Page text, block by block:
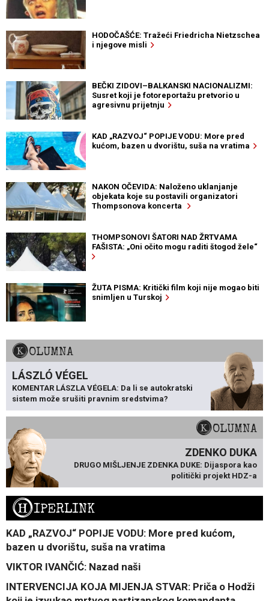
HODOČAŠĆE: Tražeći Friedricha Nietzschea
i njegove misli
BEČKI ZIDOVI–BALKANSKI NACIONALIZMI:
Susret koji je fotoreportažu pretvorio u
agresivnu prijetnju
KAD „RAZVOJ“ POPIJE VODU: More pred
kućom, bazen u dvorištu, suša na vratima
NAKON OČEVIDA: Naloženo uklanjanje
objekata koje su postavili organizatori
Thompsonova koncerta
THOMPSONOVI ŠATORI NAD ŽRTVAMA
FAŠISTA: „Oni očito mogu raditi štogod žele“
ŽUTA PISMA: Kritički film koji nije mogao biti
snimljen u Turskoj
KOLUMNA
LÁSZLÓ VÉGEL
KOMENTAR LÁSZLA VÉGELA: Da li se autokratski
sistem može srušiti pravnim sredstvima?
KOLUMNA
ZDENKO DUKA
DRUGO MIŠLJENJE ZDENKA DUKE: Dijaspora kao
politički projekt HDZ-a
HIPERLINK
KAD „RAZVOJ“ POPIJE VODU: More pred kućom,
bazen u dvorištu, suša na vratima
VIKTOR IVANČIĆ: Nazad naši
INTERVENCIJA KOJA MIJENJA STVAR: Priča o Hodži